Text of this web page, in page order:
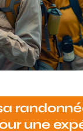
une